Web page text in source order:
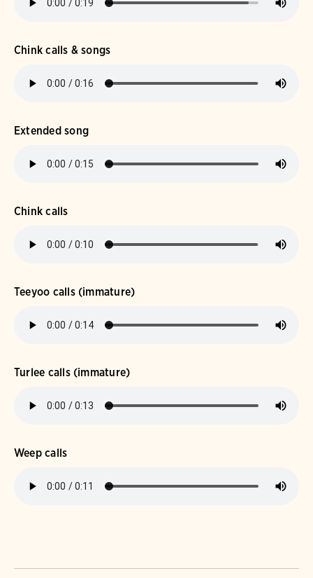
Chink calls & songs
Extended song
Chink calls
Teeyoo calls (immature)
Turlee calls (immature)
Weep calls